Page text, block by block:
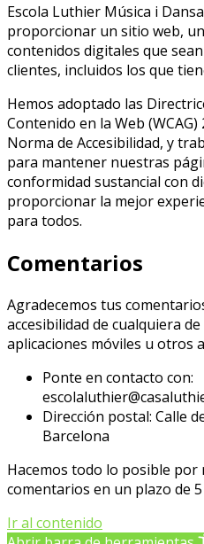
Escola Luthier Música i
proporcionar un sitio web,
contenidos digitales que
clientes, incluidos los que
Hemos adoptado las
Contenido en la Web
Norma de Accesibilidad, y
para mantener nuestras
conformidad sustancial con
proporcionar la mejor
para todos.
Comentarios
Agradecemos tus
accesibilidad de cualquiera
aplicaciones móviles u otros
Ponte en contacto con:
Dirección postal: Calle
Barcelona
Hacemos todo lo posible por
comentarios en un plazo de
Ir al contenido